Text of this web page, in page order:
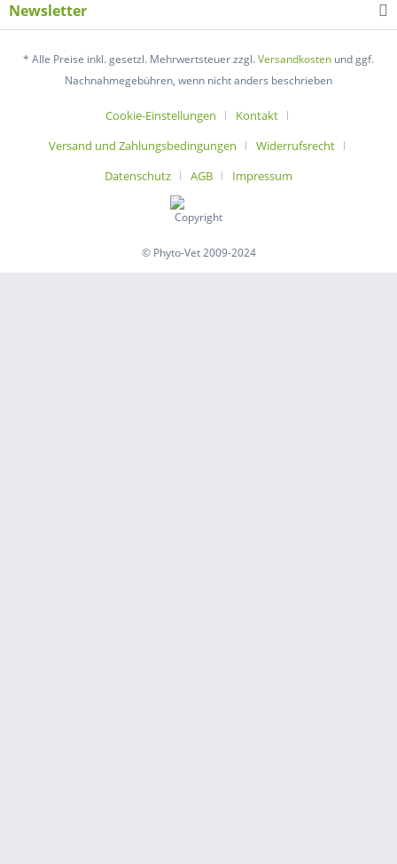
Newsletter
* Alle Preise inkl. gesetzl. Mehrwertsteuer zzgl.Versandkosten und ggf.
Nachnahmegebühren, wenn nicht anders beschrieben
Cookie-Einstellungen
Kontakt
Versand und Zahlungsbedingungen
Widerrufsrecht
Datenschutz
AGB Impressum
© Phyto-Vet 2009-2024